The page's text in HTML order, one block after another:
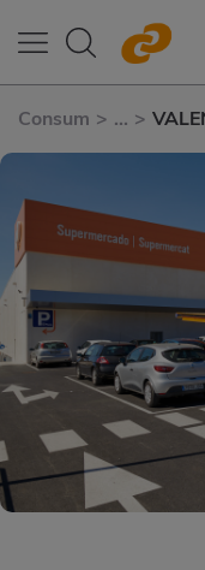
Consum > ... >